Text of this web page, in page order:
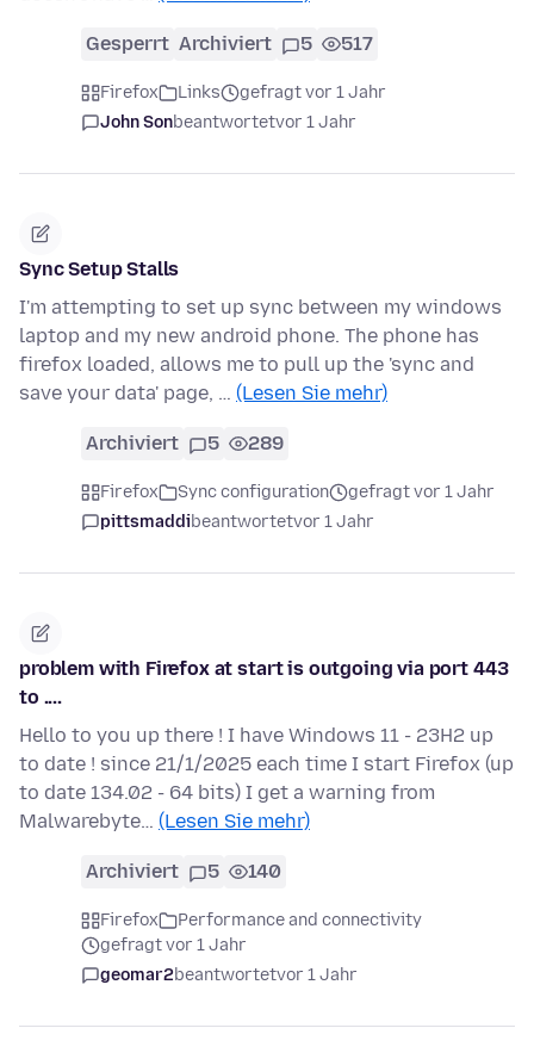
Gesperrt Archiviert 5 517
Firefox Links
gefragt vor 1 Jahr
John Sonbeantwortetvor 1 Jahr
Sync Setup Stalls
I'm attempting to set up sync between my windows
laptop and my new android phone. The phone has
firefox loaded, allows me to pull up the 'sync and
save your data' page, … (Lesen Sie mehr)
Archiviert 5 289
Firefox Sync configuration
gefragt vor 1 Jahr
pittsmaddibeantwortetvor 1 Jahr
problem with Firefox at start is outgoing via port 443
to ....
Hello to you up there ! I have Windows 11 - 23H2 up
to date ! since 21/1/2025 each time I start Firefox (up
to date 134.02 - 64 bits) I get a warning from
Malwarebyte… (Lesen Sie mehr)
Archiviert 5 140
Firefox
Performance and connectivity
gefragt vor 1 Jahr
geomar2beantwortetvor 1 Jahr